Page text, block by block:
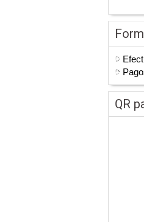
QR